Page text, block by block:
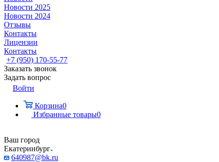
Новости 2025
Новости 2024
Отзывы
Контакты
Лицензии
Контакты
+7 (950) 170-55-77
Заказать звонок
Задать вопрос
Войти
Корзина0
Избранные товары0
Ваш город
Екатеринбург
640987@bk.ru